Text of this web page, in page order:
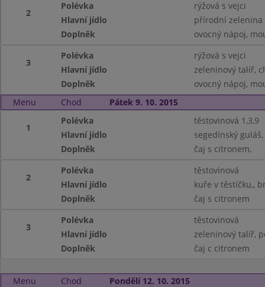
2
Polévka
rýžová s vejci
Hlavní jídlo
přírodní zelenina
Doplněk
ovocný nápoj,
3
Polévka
rýžová s vejci
Hlavní jídlo
zeleninový talíř,
Doplněk
ovocný nápoj,
Menu
Chod Pátek 9. 10. 2015
1
Polévka
těstovinová 1,3,9
Hlavní jídlo
segedínský
Doplněk
čaj s citronem,
2
Polévka
těstovinová
Hlavní jídlo
kuře v těstíčku,,
Doplněk
čaj s citronem
3
Polévka
těstovinová
Hlavní jídlo
zeleninový talíř,
Doplněk
čaj c citronem
Menu Chod Pondělí 12. 10. 2015